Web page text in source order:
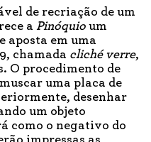
de recriação de um
a Pinóquio um
aposta em uma
chamada cliché verre,
O procedimento de
uma placa de
desenhar
um objeto
como o negativo do